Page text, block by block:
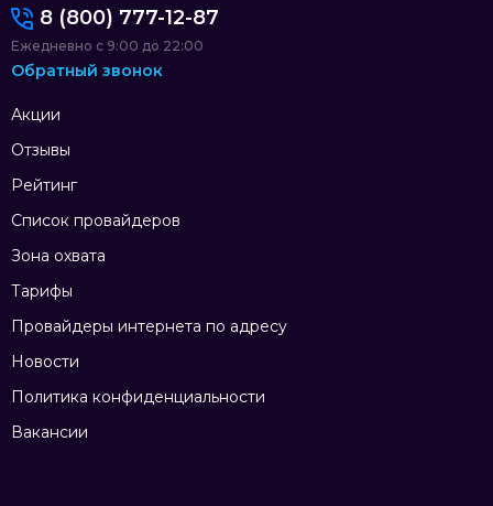
Акции
Отзывы
Рейтинг
Список провайдеров
Зона охвата
Тарифы
Провайдеры интернета по адресу
Новости
Политика конфиденциальности
Вакансии
8 (800) 777-12-87
Ежедневно с 9:00 до 22:00
Обратный звонок